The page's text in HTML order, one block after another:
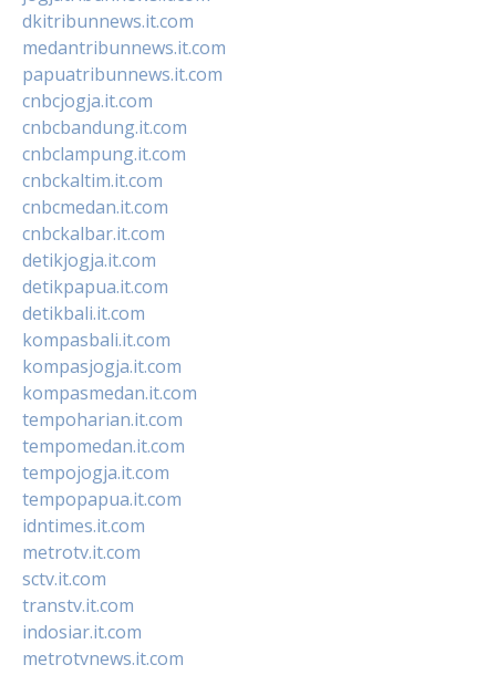
dkitribunnews.it.com
medantribunnews.it.com
papuatribunnews.it.com
cnbcjogja.it.com
cnbcbandung.it.com
cnbclampung.it.com
cnbckaltim.it.com
cnbcmedan.it.com
cnbckalbar.it.com
detikjogja.it.com
detikpapua.it.com
detikbali.it.com
kompasbali.it.com
kompasjogja.it.com
kompasmedan.it.com
tempoharian.it.com
tempomedan.it.com
tempojogja.it.com
tempopapua.it.com
idntimes.it.com
metrotv.it.com
sctv.it.com
transtv.it.com
indosiar.it.com
metrotvnews.it.com